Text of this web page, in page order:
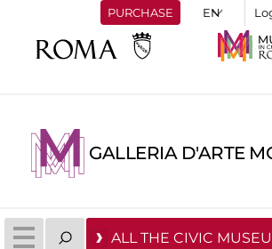
PURCHASE
GALLERIA D'ARTE
ALL THE CIVIC